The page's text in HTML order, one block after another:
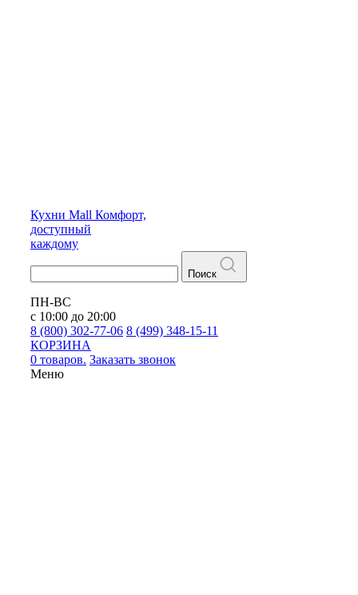
Кухни Mall Комфорт,
доступный
каждому
Поиск
ПН-ВС
с 10:00 до 20:00
8 (800) 302-77-06 8 (499) 348-15-11
КОРЗИНА
0 товаров. Заказать звонок
Меню